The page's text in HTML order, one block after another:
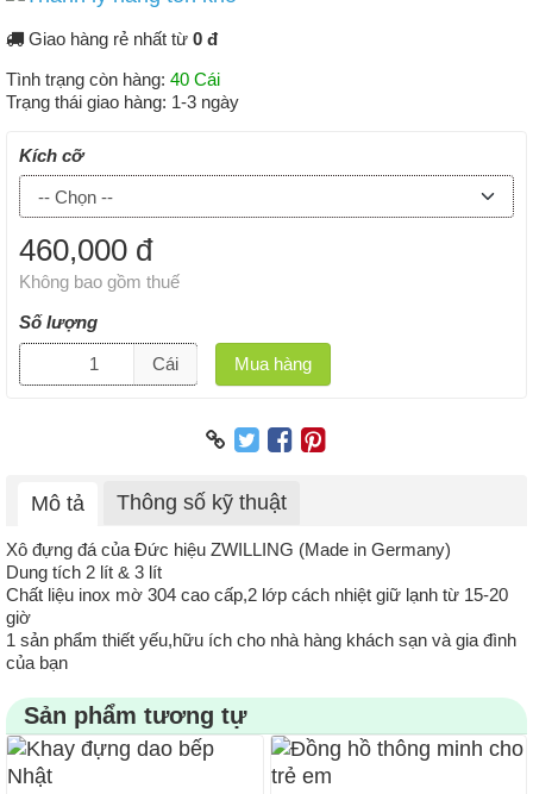
Giao hàng rẻ nhất từ 0 đ
Tình trạng còn hàng: 40 Cái
Trạng thái giao hàng: 1-3 ngày
Kích cỡ
460,000 đ
Không bao gồm thuế
Số lượng
Cái Mua hàng
Mô tả Thông số kỹ thuật
Xô đựng đá của Đức hiệu ZWILLING (Made in Germany)
Dung tích 2 lít & 3 lít
Chất liệu inox mờ 304 cao cấp,2 lớp cách nhiệt giữ lạnh từ 15-20
giờ
1 sản phẩm thiết yếu,hữu ích cho nhà hàng khách sạn và gia đình
của bạn
Sản phẩm tương tự